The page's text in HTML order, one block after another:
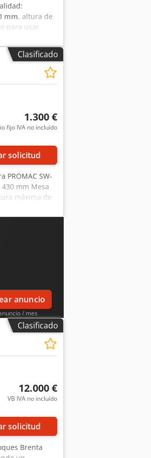
mm, altura de
para usar.
en
Se puede
Clasificado
1.300 €
fijo IVA no incluído
solicitud
PROMAC SW-
mm Mesa
máxima de
380 V Motor:
fabricación:
anuncio
/ mes
Clasificado
12.000 €
VB IVA no incluído
solicitud
Brenta